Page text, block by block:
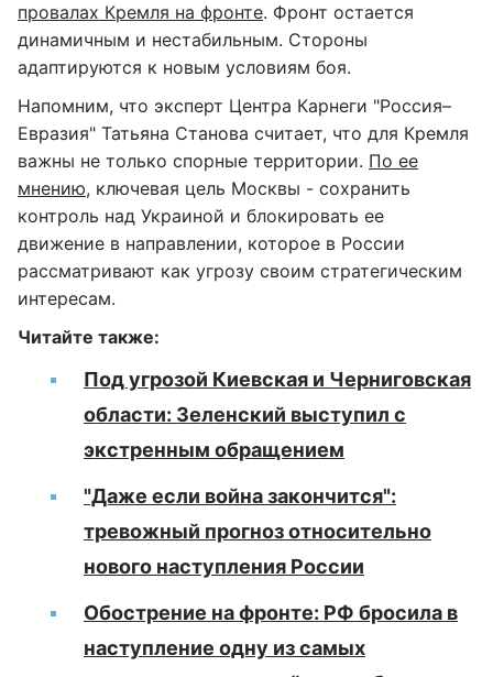
провалах Кремля на фронте. Фронт остается
динамичным и нестабильным. Стороны
адаптируются к новым условиям боя.
Напомним, что эксперт Центра Карнеги "Россия–
Евразия" Татьяна Станова считает, что для Кремля
важны не только спорные территории. По ее
мнению, ключевая цель Москвы - сохранить
контроль над Украиной и блокировать ее
движение в направлении, которое в России
рассматривают как угрозу своим стратегическим
интересам.
Читайте также:
Под угрозой Киевская и Черниговская
области: Зеленский выступил с
экстренным обращением
"Даже если война закончится":
тревожный прогноз относительно
нового наступления России
Обострение на фронте: РФ бросила в
наступление одну из самых